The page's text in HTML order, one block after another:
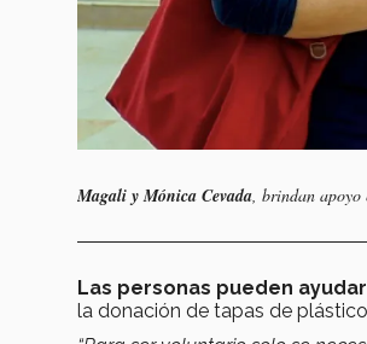
Magali y Mónica Cevada , brindan
Las personas pueden ayudar
la donación de tapas de